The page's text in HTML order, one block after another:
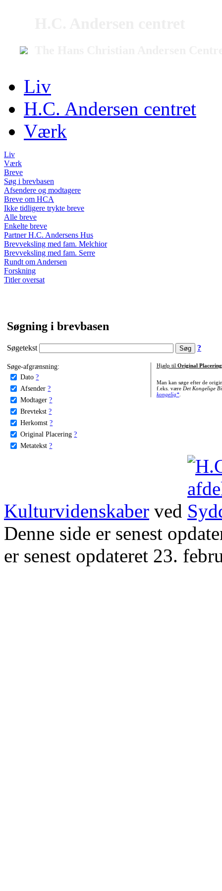
Liv
H.C. Andersen centret
Værk
Liv
Værk
Breve
Søg i brevbasen
Afsendere og modtagere
Breve om HCA
Ikke tidligere trykte breve
Alle breve
Enkelte breve
Partner H.C. Andersens Hus
Brevveksling med fam. Melchior
Brevveksling med fam. Serre
Rundt om Andersen
Forskning
Titler oversat
Søgning i brevbasen
Søgetekst ?
Søge-afgrænsning:
Dato ?
Afsender ?
Modtager ?
Brevtekst ?
Herkomst ?
Original Placering ?
Metatekst ?
Hjælp til Original Placering
Man kan søge efter de
f.eks. være Det Kongelige
kongelig*.
Kulturvidenskaber ved
Denne side er senest
er senest opdateret 23.